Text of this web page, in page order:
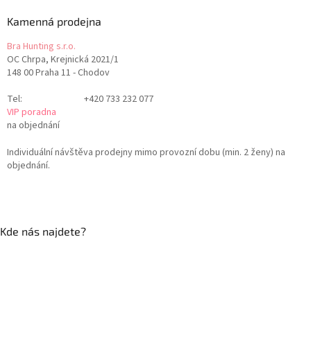
Kamenná prodejna
Bra Hunting s.r.o.
OC Chrpa, Krejnická 2021/1
148 00 Praha 11 - Chodov
Tel:
+420 733 232 077
VIP poradna
na objednání
Individuální návštěva prodejny mimo provozní dobu (min. 2 ženy) na
objednání.
Kde nás najdete?